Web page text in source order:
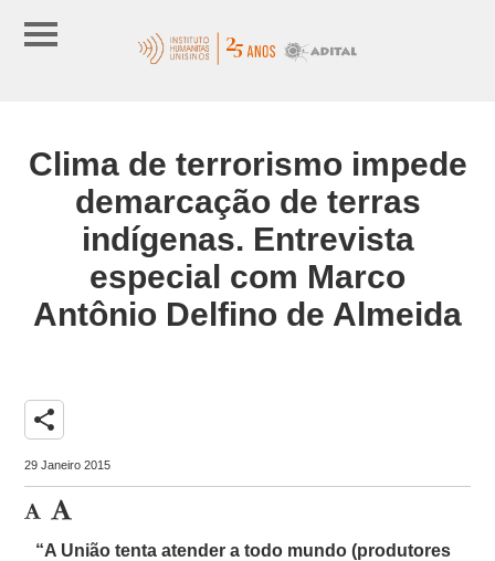
Clima de terrorismo impede
demarcação de terras
indígenas. Entrevista
especial com Marco
Antônio Delfino de Almeida
share
29 Janeiro 2015
“A União tenta atender a todo mundo (produtores